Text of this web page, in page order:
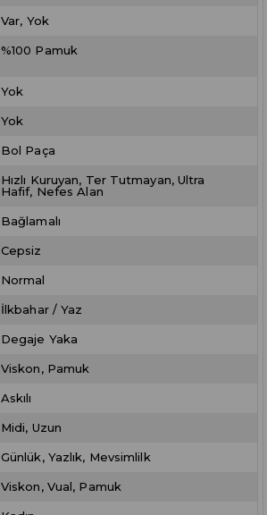
Var Yok
%100 Pamuk
Yok
Yok
Bol Paça
Hızlı Kuruyan Ter Tutmayan Ultra
Hafif Nefes Alan
Bağlamalı
Cepsiz
Normal
İlkbahar / Yaz
Degaje Yaka
Viskon Pamuk
Askılı
Midi Uzun
Günlük Yazlık Mevsimlilk
Viskon Vual Pamuk